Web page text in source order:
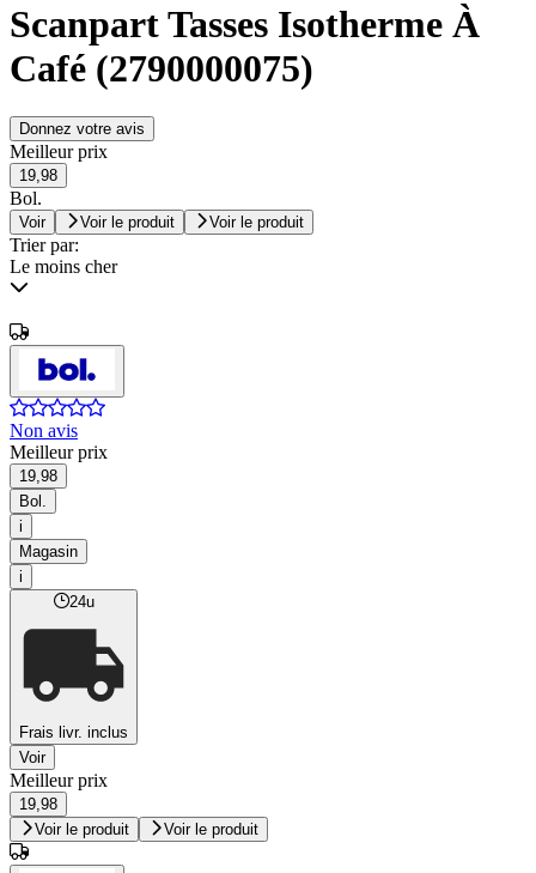
Scanpart Tasses Isotherme À
Café (2790000075)
Donnez votre avis
Meilleur prix
19,98
Bol.
Voir Voir le produit Voir le produit
Trier par:
Le moins cher
Non avis
Meilleur prix
19,98
Bol.
i
Magasin
i
24u
Frais livr. inclus
Voir
Meilleur prix
19,98
Voir le produit
Voir le produit